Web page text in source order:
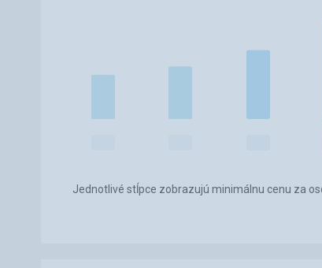
Jednotlivé stĺpce zobrazujú minimálnu cenu za